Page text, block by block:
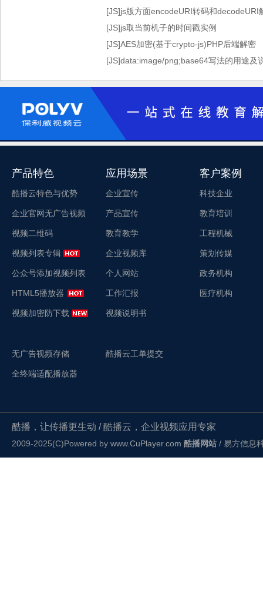
[JS]js版方面encodeURI转码和decodeURI
[JS]js取当前机子的时间戳实例
[JS]AES加密(基于crypto-js)PHP后端解密
[JS]data:image/png;base64写法的用途及
产品特色
酷播云特色与优势
企业官网无广告视频
视频二维码
视频列表专辑
公众号添加视频列表
HTML5播放器
视频加密防下载
无广告视频存储
全终端适配播放器
应用场景
企业宣传
产品宣传
教育教学
企业视频库
个人网站
工作汇报
视频说明书
酷播云工单提交
客户案例
科技企业
教育培训
工程机械
策划传媒
政务机构
医疗机构
酷播，让传播更生动 / 酷播云，企业视频应用专家
2009-2025(C)Powered by www.CuPlayer.com 酷播网站 / 易方信息